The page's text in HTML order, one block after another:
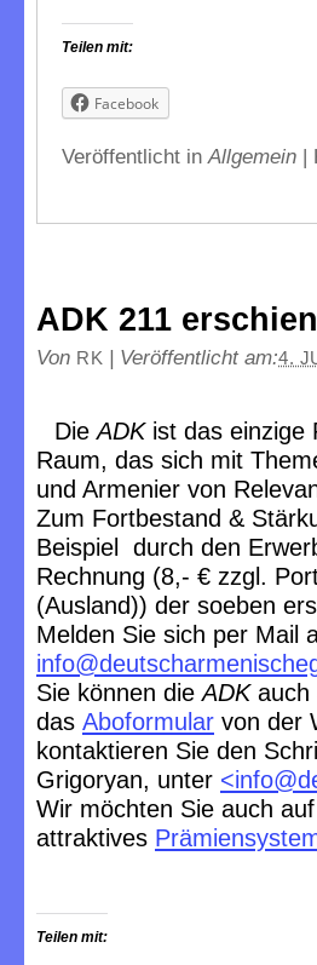
Teilen mit:
Facebook
Veröffentlicht inAllgemein |
ADK 211
Von RK | Veröffentlicht am:4.
DieADKist das einzige
Raum, das sich mit
und Armenier von
Zum Fortbestand &
Beispiel durch den
Rechnung (8,- € zzgl.
(Ausland)) der soeben
Melden Sie sich per Mail
Sie können dieADKauch
das Aboformular von der
kontaktieren Sie den
Grigoryan, unter <
Wir möchten Sie auch
attraktives
Teilen mit: